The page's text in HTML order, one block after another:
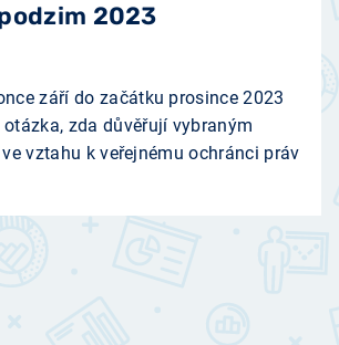
2023
září do začátku prosince 2023
zda důvěřují vybraným
vztahu k veřejnému ochránci práv